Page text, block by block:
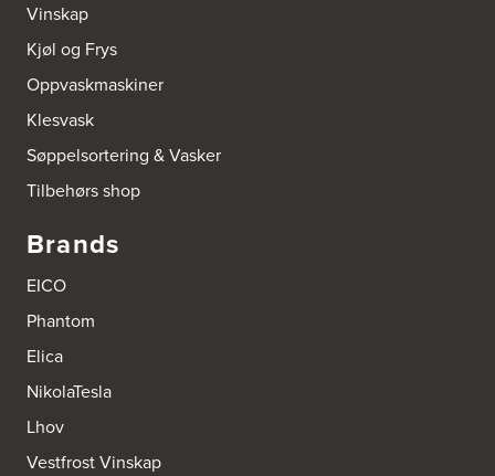
Vinskap
Kjøl og Frys
Oppvaskmaskiner
Klesvask
Søppelsortering & Vasker
Tilbehørs shop
Brands
EICO
Phantom
Elica
NikolaTesla
Lhov
Vestfrost Vinskap